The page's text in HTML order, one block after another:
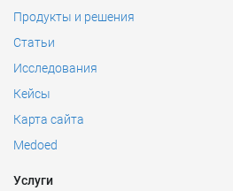
Продукты и решения
Статьи
Исследования
Кейсы
Карта сайта
Medoed
Услуги